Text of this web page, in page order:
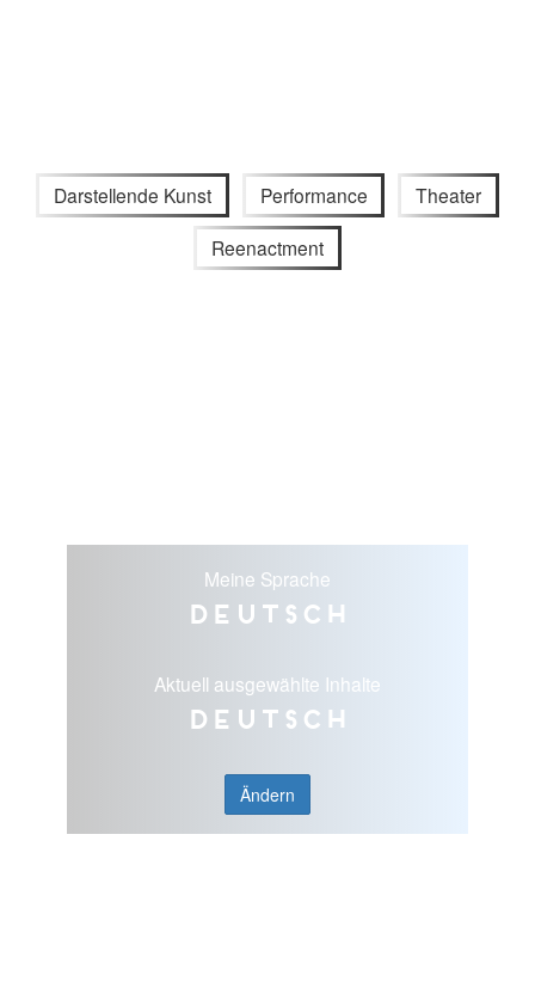
Darstellende Kunst Performance Theater
Reenactment
Meine Sprache
Deutsch
Aktuell ausgewählte Inhalte
Deutsch
Ändern